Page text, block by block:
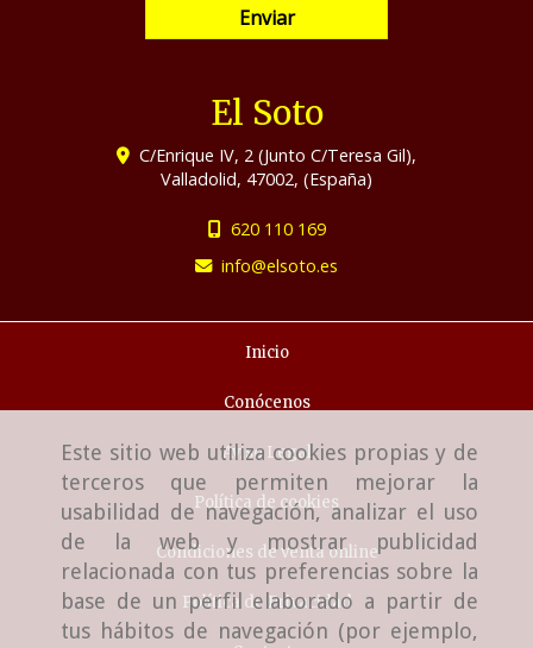
Este sitio web utiliza cookies propias y de
terceros que permiten mejorar la
usabilidad de navegación, analizar el uso
de la web y mostrar publicidad
relacionada con tus preferencias sobre la
base de un perfil elaborado a partir de
tus hábitos de navegación (por ejemplo,
Enviar
El Soto
C/Enrique IV, 2 (Junto C/Teresa Gil),
Valladolid, 47002, (España)
620 110 169
info
elsoto.es
Inicio
Conócenos
Aviso Legal
Política de cookies
Condiciones de venta online
Política de Privacidad